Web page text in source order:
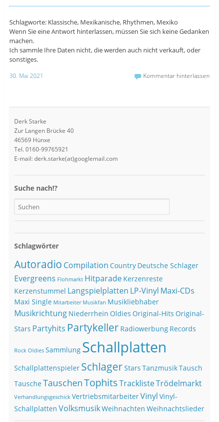
Schlagworte: Klassische, Mexikanische, Rhythmen, Mexiko
Wenn Sie eine Antwort hinterlassen, müssen Sie sich keine Gedanken
machen.
Ich sammle Ihre Daten nicht, die werden auch nicht verkauft, oder
sonstiges.
30. Mai 2021 Kommentar hinterlassen
Derk Starke
Zur Langen Brücke 40
46569 Hünxe
Tel. 0160-99765921
E-mail: derk.starke(at)googlemail.com
Suche nach!?
Schlagwörter
Autoradio Compilation Country Deutsche Schlager
Evergreens Flohmarkt Hitparade Kerzenreste
Kerzenstummel Langspielplatten LP-Vinyl Maxi-CDs
Maxi Single Mitarbeiter Musikfan Musikliebhaber
Musikrichtung Niederrhein Oldies Original-Hits Original-
Stars Partyhits Partykeller Radiowerbung Records
Rock Oldies Sammlung Schallplatten
Schallplattenspieler SchlagerStars TanzmusikTausch
TauscheTauschenTophitsTracklisteTrödelmarkt
Verhandlungsgeschick VertriebsmitarbeiterVinyl Vinyl-
Schallplatten VolksmusikWeihnachten Weihnachtslieder